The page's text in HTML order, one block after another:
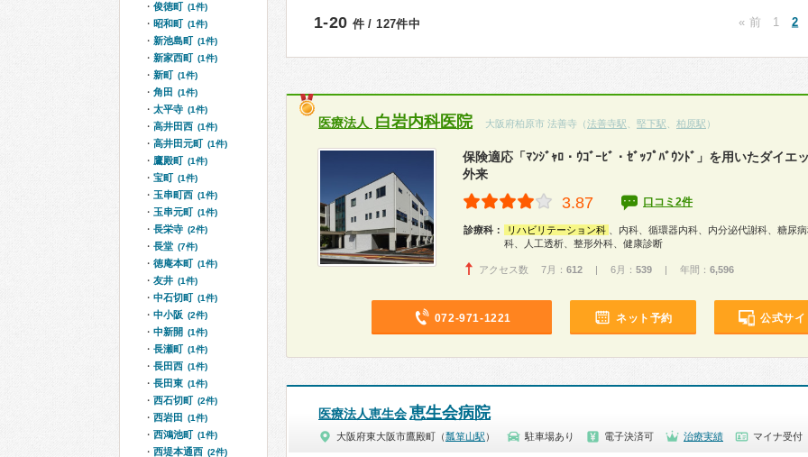
1-20 件 / 127件中 « 前 1 2
医療法人 白岩内科医院 大阪府柏原市 法善寺（法善寺駅 堅下駅 柏原駅 ）
保険適応「ﾏﾝｼﾞｬﾛ・ｳｺﾞｰﾋﾞ・ｾﾞｯﾌﾟﾊﾞｳﾝﾄﾞ」を用いたダイエ
外来
3.87 口コミ2件
診療科： リハビリテーション科
、内科、循環器内科、内分泌代謝科、糖尿
科、人工透析、整形外科、健康診断
アクセス数 7月： 612 | 6月： 539 | 年間： 6,596
072-971-1221 ネット予約 公式サイ
医療法人恵生会恵生会病院
大阪府東大阪市鷹殿町（瓢箪山駅 ） 駐車場あり 電子決済可 治療実績 マイナ受付
俊徳町 (1件)
昭和町 (1件)
新池島町 (1件)
新家西町 (1件)
新町 (1件)
角田 (1件)
太平寺 (1件)
高井田西 (1件)
高井田元町 (1件)
鷹殿町 (1件)
宝町 (1件)
玉串町西 (1件)
玉串元町 (1件)
長栄寺 (2件)
長堂 (7件)
徳庵本町 (1件)
友井 (1件)
中石切町 (1件)
中小阪 (2件)
中新開 (1件)
長瀬町 (1件)
長田西 (1件)
長田東 (1件)
西石切町 (2件)
西岩田 (1件)
西鴻池町 (1件)
西堤本通西 (2件)